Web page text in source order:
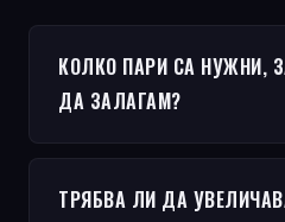
КОЛКО ПАРИ СА НУЖНИ,
ДА ЗАЛАГАМ?
ТРЯБВА ЛИ ДА